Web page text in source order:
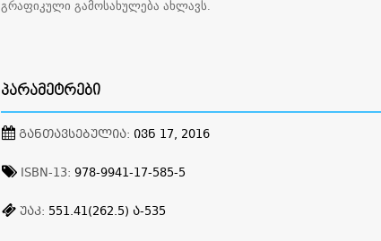
გრაფიკული გამოსახულება ახლავს.
ᲞᲐᲠᲐᲛᲔᲢᲠᲔᲑᲘ
ᲒᲐᲜᲗᲐᲕᲡᲔᲑᲣᲚᲘᲐ: ᲘᲕᲜ 17, 2016
ISBN-13: 978-9941-17-585-5
ᲣᲐᲙ: 551.41(262.5) Ა-535